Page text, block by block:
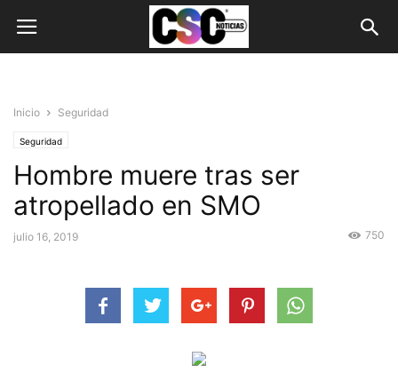
Inicio Seguridad
Seguridad
Hombre muere tras ser
atropellado en SMO
julio 16, 2019 750